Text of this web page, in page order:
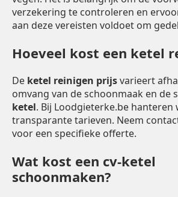
verzekering te controleren en
aan deze vereisten voldoet om
Hoeveel kost een ketel
De ketel reinigen prijsvarieert
omvang van de schoonmaak en de
ketel. Bij Loodgieterke.be hanteren
transparante tarieven. Neem
voor een specifieke offerte.
Wat kost een cv-ketel
schoonmaken?